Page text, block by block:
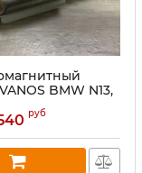
BMW N13,
руб